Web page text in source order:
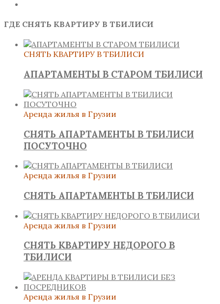
ГДЕ СНЯТЬ КВАРТИРУ В ТБИЛИСИ
СНЯТЬ КВАРТИРУ В ТБИЛИСИ
АПАРТАМЕНТЫ В СТАРОМ ТБИЛИСИ
Аренда жилья в Грузии
СНЯТЬ АПАРТАМЕНТЫ В ТБИЛИСИ
ПОСУТОЧНО
Аренда жилья в Грузии
СНЯТЬ АПАРТАМЕНТЫ В ТБИЛИСИ
Аренда жилья в Грузии
СНЯТЬ КВАРТИРУ НЕДОРОГО В
ТБИЛИСИ
Аренда жилья в Грузии